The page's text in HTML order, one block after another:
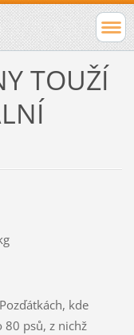
TOUŽÍ
kde
psů, z nichž